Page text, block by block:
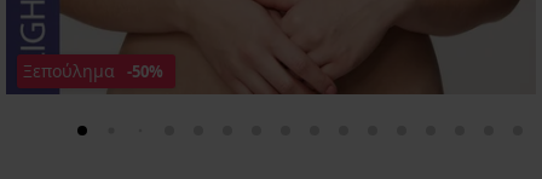
Ξεπούλημα -50%